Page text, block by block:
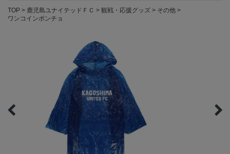
TOP 鹿児島ユナイテッドＦＣ 観戦・応援グッズ
その他
ワンコインポンチョ